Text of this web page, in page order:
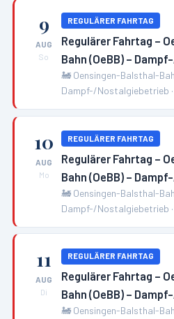
9
AUG
So
REGULÄRER FAHRTAG
Regulärer Fahrtag –
Bahn (OeBB) –
🚂 Oensingen-Balsthal-
Dampf-/Nostalgiebetrieb ·
10
AUG
Mo
REGULÄRER FAHRTAG
Regulärer Fahrtag –
Bahn (OeBB) –
🚂 Oensingen-Balsthal-
Dampf-/Nostalgiebetrieb ·
11
AUG
Di
REGULÄRER FAHRTAG
Regulärer Fahrtag –
Bahn (OeBB) –
🚂 Oensingen-Balsthal-